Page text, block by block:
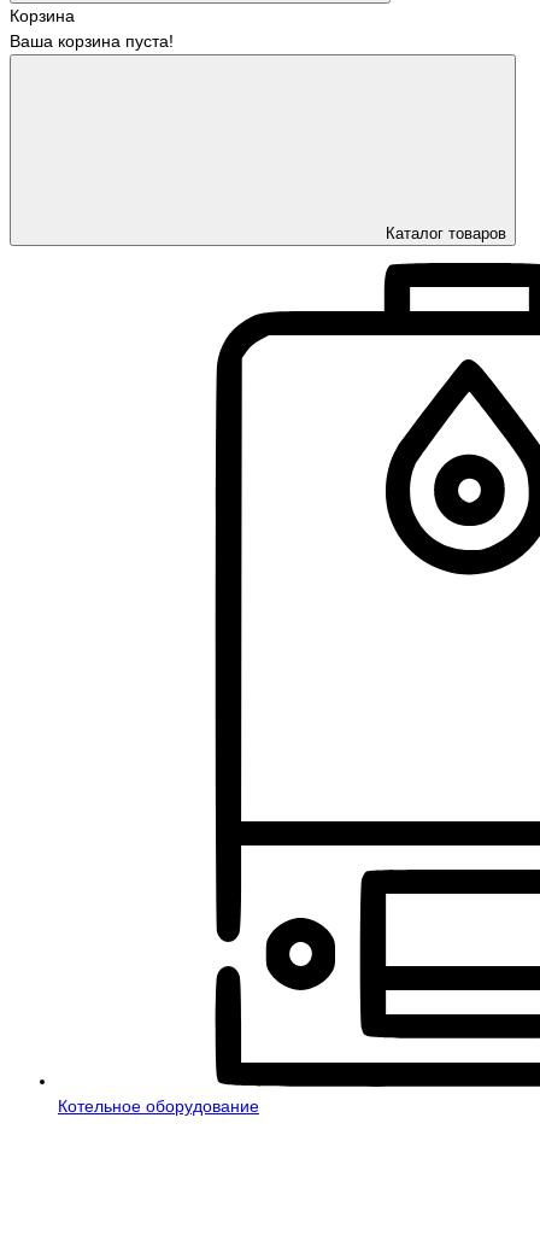
Корзина
Ваша корзина пуста!
Каталог товаров
Котельное оборудование